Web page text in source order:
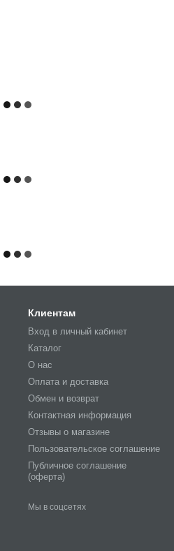
Клиентам
Вход в личный кабинет
Каталог
О нас
Оплата и доставка
Обмен и возврат
Контактная информация
Отзывы о магазине
Пользовательское соглашение
Публичное соглашение
(оферта)
Мы в соцсетях